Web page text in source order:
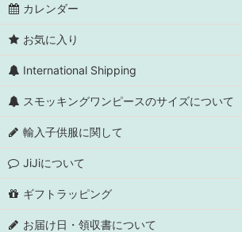
カレンダー
お気に入り
International Shipping
スモッキングワンピースのサイズについて
輸入子供服に関して
JiJiについて
ギフトラッピング
お届け日・領収書について